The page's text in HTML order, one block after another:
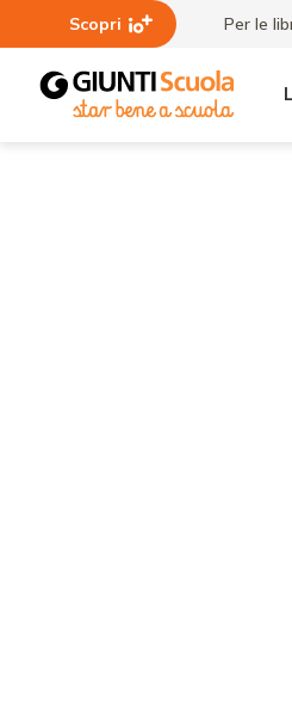
Scopri Per le